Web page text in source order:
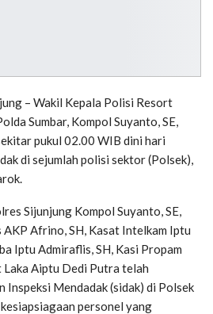
– Wakil Kepala Polisi Resort
Sumbar, Kompol Suyanto, SE,
pukul 02.00 WIB dini hari
di sejumlah polisi sektor (Polsek),
Sijunjung Kompol Suyanto, SE,
Afrino, SH, Kasat Intelkam Iptu
Iptu Admiraflis, SH, Kasi Propam
Laka Aiptu Dedi Putra telah
Inspeksi Mendadak (sidak) di Polsek
personel yang